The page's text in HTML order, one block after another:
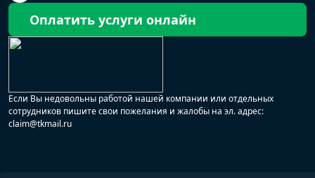
Оплатить услуги онлайн
Если Вы недовольны работой нашей компании или отдельных
сотрудников пишите свои пожелания и жалобы на эл. адрес:
claim@tkmail.ru